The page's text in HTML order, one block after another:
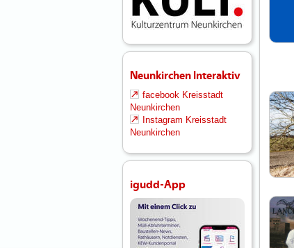
Neunkirchen Interaktiv
facebook Kreisstadt
Neunkirchen
Instagram Kreisstadt
Neunkirchen
igudd-App